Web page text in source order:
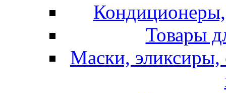
Кондиционеры,
Товары
Маски, эликсиры,